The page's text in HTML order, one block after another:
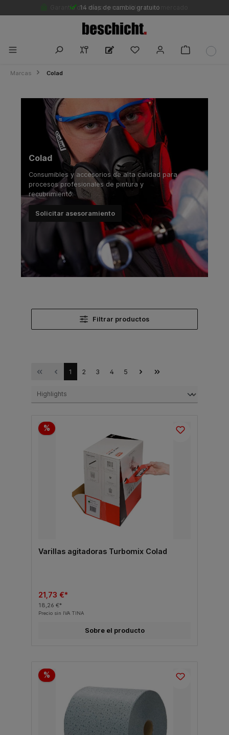
14 días de cambio gratuito
Garantía del mejor precio líder en el mercado
Marcas Colad
Colad
Consumibles y accesorios de alta calidad para
procesos profesionales de pintura y
recubrimiento.
Solicitar asesoramiento
Filtrar productos
1 2 3 4 5
%
Varillas agitadoras Turbomix Colad
21,73 €*
18,26 €*
Precio sin IVA TINA
Sobre el producto
%